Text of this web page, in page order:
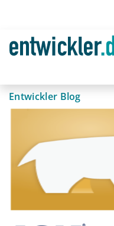
Entwickler Blog